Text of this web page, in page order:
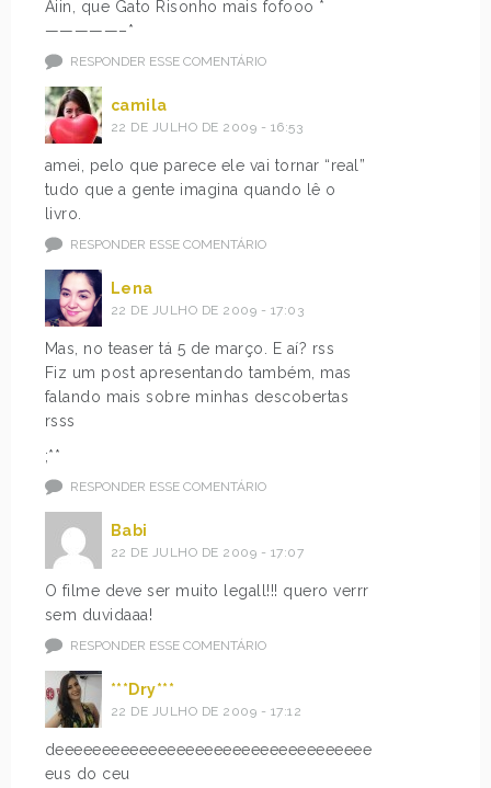
Aiin, que Gato Risonho mais fofooo *
—————–*
RESPONDER ESSE COMENTÁRIO
camila
22 DE JULHO DE 2009 - 16:53
amei, pelo que parece ele vai tornar “real”
tudo que a gente imagina quando lê o
livro.
RESPONDER ESSE COMENTÁRIO
Lena
22 DE JULHO DE 2009 - 17:03
Mas, no teaser tá 5 de março. E aí? rss
Fiz um post apresentando também, mas
falando mais sobre minhas descobertas
rsss
;**
RESPONDER ESSE COMENTÁRIO
Babi
22 DE JULHO DE 2009 - 17:07
O filme deve ser muito legall!!! quero verrr
sem duvidaaa!
RESPONDER ESSE COMENTÁRIO
***Dry***
22 DE JULHO DE 2009 - 17:12
deeeeeeeeeeeeeeeeeeeeeeeeeeeeeeeeee
eus do ceu